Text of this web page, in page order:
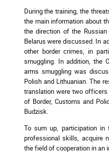
During the training, the
the main information about
the direction of the
Belarus were discussed. In
other border crimes, in
smuggling. In addition, the
arms smuggling was
Polish and Lithuanian. The
translation were two
of Border, Customs and
Budzisk.
To sum up, participation in
professional skills, acquire
the field of cooperation in an